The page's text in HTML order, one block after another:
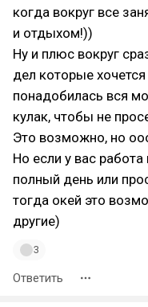
когда вокруг все
и отдыхом!))
Ну и плюс вокруг
дел которые
понадобилась вся
кулак, чтобы не
Это возможно, но
Но если у вас
полный день или
тогда окей это
другие)
3
Ответить